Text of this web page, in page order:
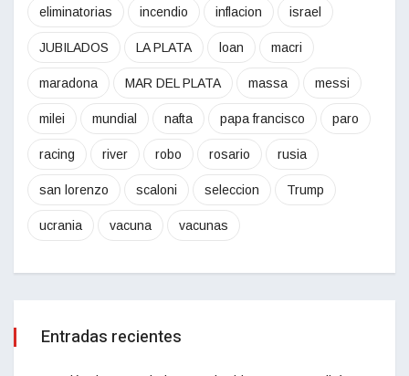
eliminatorias incendio inflacion israel
JUBILADOS LA PLATA loan macri
maradona MAR DEL PLATA massa messi
milei mundial nafta papa francisco paro
racing river robo rosario rusia
san lorenzo scaloni seleccion Trump
ucrania vacuna vacunas
Entradas recientes